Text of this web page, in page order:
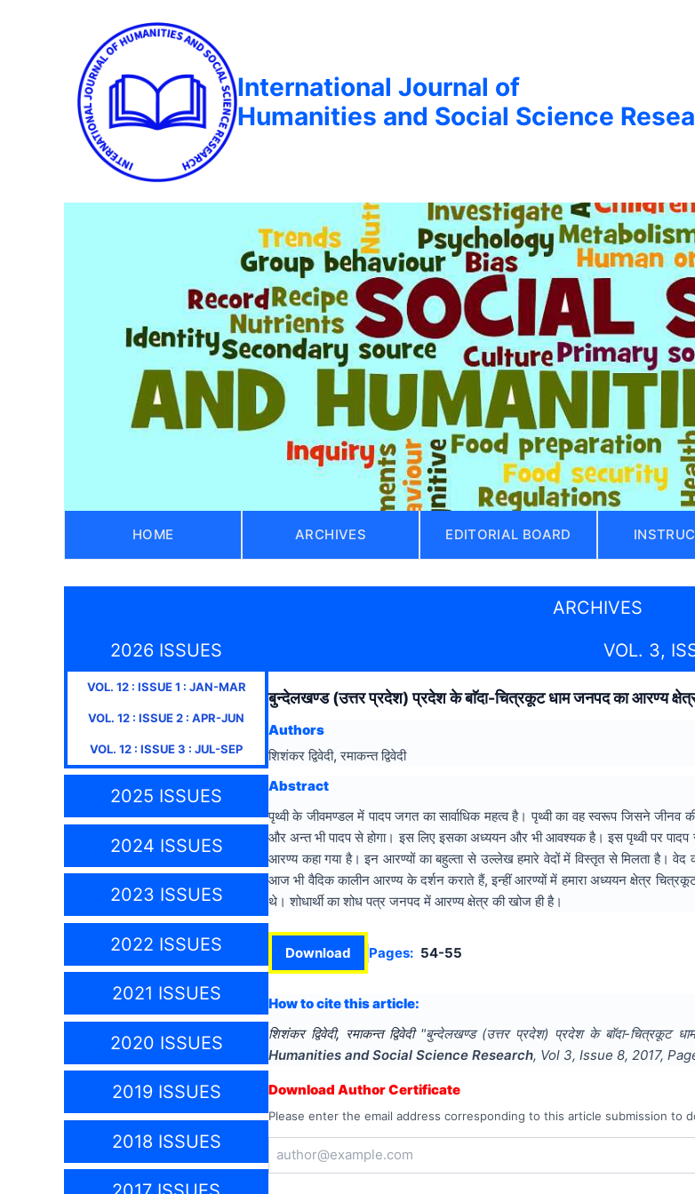
International Journal of
Humanities and Social Science
HOME ARCHIVES EDITORIAL BOARD
ARCHIVES
2026 ISSUES
VOL. 12: ISSUE1 : JAN-MAR
VOL. 12 : ISSUE2 : APR-JUN
VOL. 12 : ISSUE3 : JUL-SEP
2025 ISSUES
2024 ISSUES
2023 ISSUES
2022 ISSUES
2021 ISSUES
2020 ISSUES
2019 ISSUES
2018 ISSUES
VOL. 3,
बुन्देलखण्ड (उत्तर प्रदेश) प्रदेश के बाॅदा-चित्रकूट धाम जनपद का आरण्य
Authors
शिशंकर द्विवेदी, रमाकन्त द्विवेदी
Abstract
पृथ्वी के जीवमण्डल में पादप जगत का सार्वाधिक महत्व है। पृथ्वी का वह स्वरूप जिसने जीनव
और अन्त भी पादप से होगा। इस लिए इसका अध्ययन और भी आवश्यक है। इस पृथ्वी पर
आरण्य कहा गया है। इन आरण्यों का बहुल्ता से उल्लेख हमारे वेदों में विस्तृत से मिलता है।
आज भी वैदिक कालीन आरण्य के दर्शन कराते हैं, इन्हीं आरण्यों में हमारा अध्ययन क्षेत्र
थे। शोधार्थी का शोध पत्र जनपद में आरण्य क्षेत्र की खोज ही है।
Download Pages: 54-55
How to cite this article:
शिशंकर द्विवेदी, रमाकन्त द्विवेदी "बुन्देलखण्ड (उत्तर प्रदेश) प्रदेश के बाॅदा-चित्रकूट
Humanities and Social Science Research, Vol 3, Issue 8, 2017,
Download Author Certificate
Please enter the email address corresponding to this article submission to